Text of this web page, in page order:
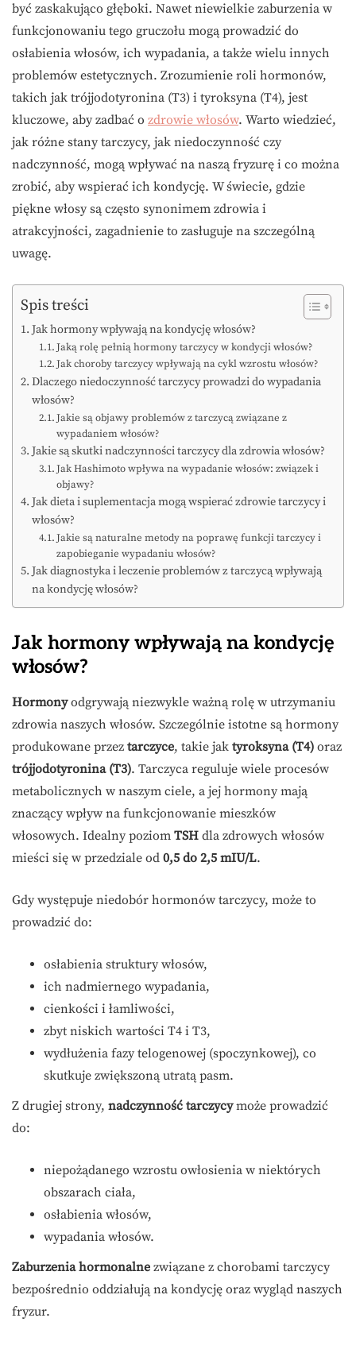
być zaskakująco głęboki. Nawet niewielkie zaburzenia w
funkcjonowaniu tego gruczołu mogą prowadzić do
osłabienia włosów, ich wypadania, a także wielu innych
problemów estetycznych. Zrozumienie roli hormonów,
takich jak trójjodotyronina (T3) i tyroksyna (T4), jest
kluczowe, aby zadbać o zdrowie włosów. Warto wiedzieć,
jak różne stany tarczycy, jak niedoczynność czy
nadczynność, mogą wpływać na naszą fryzurę i co można
zrobić, aby wspierać ich kondycję. W świecie, gdzie
piękne włosy są często synonimem zdrowia i
atrakcyjności, zagadnienie to zasługuje na szczególną
uwagę.
Spis treści
Jak hormony wpływają na kondycję włosów?
Jaką rolę pełnią hormony tarczycy w kondycji włosów?
Jak choroby tarczycy wpływają na cykl wzrostu włosów?
Dlaczego niedoczynność tarczycy prowadzi do wypadania
włosów?
Jakie są objawy problemów z tarczycą związane z
wypadaniem włosów?
Jakie są skutki nadczynności tarczycy dla zdrowia włosów?
Jak Hashimoto wpływa na wypadanie włosów: związek i
objawy?
Jak dieta i suplementacja mogą wspierać zdrowie tarczycy i
włosów?
Jakie są naturalne metody na poprawę funkcji tarczycy i
zapobieganie wypadaniu włosów?
Jak diagnostyka i leczenie problemów z tarczycą wpływają
na kondycję włosów?
Jak hormony wpływają na kondycję
włosów?
Hormonyodgrywają niezwykle ważną rolę w utrzymaniu
zdrowia naszych włosów. Szczególnie istotne są hormony
produkowane przez tarczyce, takie jak tyroksyna (T4) oraz
trójjodotyronina (T3). Tarczyca reguluje wiele procesów
metabolicznych w naszym ciele, a jej hormony mają
znaczący wpływ na funkcjonowanie mieszków
włosowych. Idealny poziom TSH dla zdrowych włosów
mieści się w przedziale od 0,5 do 2,5 mIU/L.
Gdy występuje niedobór hormonów tarczycy, może to
prowadzić do:
osłabienia struktury włosów,
ich nadmiernego wypadania,
cienkości i łamliwości,
zbyt niskich wartości T4 i T3,
wydłużenia fazy telogenowej (spoczynkowej), co
skutkuje zwiększoną utratą pasm.
Z drugiej strony, nadczynność tarczycymoże prowadzić
do:
niepożądanego wzrostu owłosienia w niektórych
obszarach ciała,
osłabienia włosów,
wypadania włosów.
Zaburzenia hormonalne związane z chorobami tarczycy
bezpośrednio oddziałują na kondycję oraz wygląd naszych
fryzur.